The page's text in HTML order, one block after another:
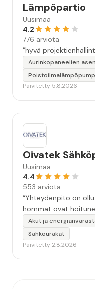
Lämpöpartio
Uusimaa
4.2
776 arviota
“hyvä
Aurinkopaneelien
Päivitetty 5.8.2026
Oivatek
Uusimaa
4.4
553 arviota
“Yhteydenpito on
hommat ovat
Akut ja
Sähköurakat
Päivitetty 2.8.2026